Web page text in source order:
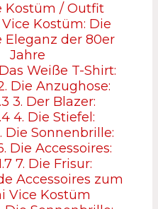
Kostüm / Outfit
Kostüm: Die
Eleganz der 80er
Jahre
Das Weiße T-Shirt:
Die Anzughose:
3. Der Blazer:
4. Die Stiefel:
Die Sonnenbrille:
Die Accessoires:
7. Die Frisur:
Accessoires zum
Vice Kostüm